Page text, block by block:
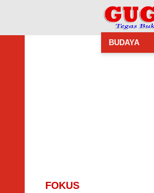
BUDAYA
FOKUS